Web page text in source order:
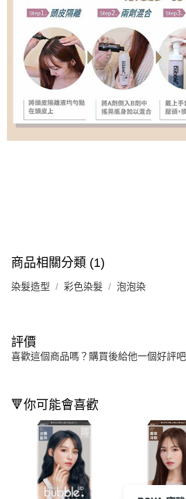
商品相關分類 (1)
染髮造型 彩色染髮 泡泡染
評價
喜歡這個商品嗎？購買後給他一個好評吧
🔻你可能會喜歡